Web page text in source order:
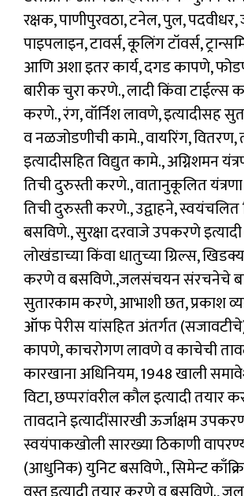
रक्षक, पाणीपुरवठा, टनेल, पुल, पदवीधर,
पाइपलाइन, टावर्स, कूलिंग टॉवर्स,
आणि अशा इतर कार्य, दगड कापणे,
बारीक चुरा करणे., लादी किंवा टाईल्स
करणे., रंग, वॉर्निश लावणे, इत्यादीसह
व नळजोडणीची कामे., वायरिंग,
इत्यादीसहित विद्युत कामे., अग्निशमन
तिची दुरुस्ती करणे., वातानुकूलित
तिची दुरुस्ती करणे., उद्वाहने, स्वयंचलित
बसविणे., सुरक्षा दरवाजे उपकरणे
लोखंडाच्या किंवा धातुच्या ग्रिल्स,
करणे व बसविणे.,जलसंचयन संरचनेचे
सुतारकाम करणे, आभाशी छत, प्रकाश
ऑफ पेरीस यांसहित अंतर्गत
कापणे, काचरोगण लावणे व काचेची
कारखाना अधिनियम, 1948 खाली
विटा, छप्परांवरील कौल इत्यादी तयार
तावदाने इत्यादींसारखी ऊर्जाक्षम
स्वयंपाकखोली सारख्या ठिकाणी
(आधुनिक) युनिट बसविणे., सिमेन्ट